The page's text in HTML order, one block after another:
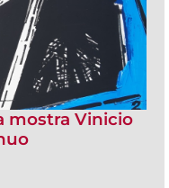
mostra Vinicio